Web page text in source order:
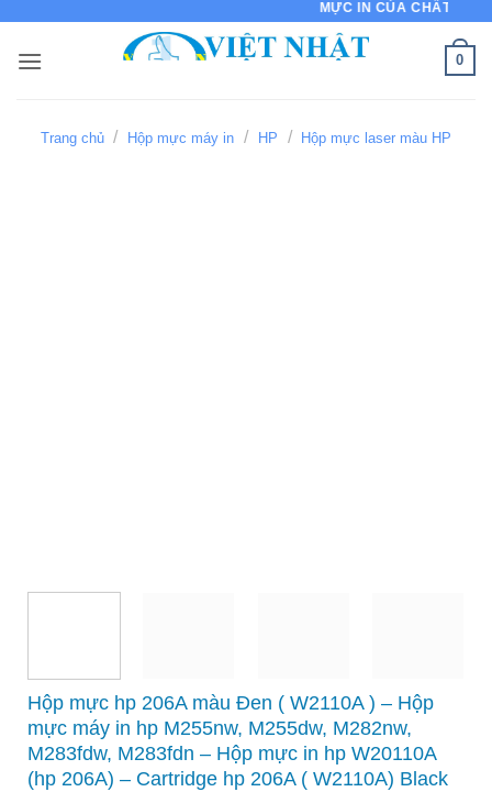
nội
MỰC IN CỦA CHẤT LƯỢNG
0
Trang chủ / Hộp mực máy in / HP / Hộp mực laser màu HP
Hộp mực hp 206A màu Đen ( W2110A ) – Hộp
mực máy in hp M255nw, M255dw, M282nw,
M283fdw, M283fdn – Hộp mực in hp W20110A
(hp 206A) – Cartridge hp 206A ( W2110A) Black